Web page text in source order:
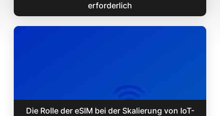
erforderlich
Die Rolle der eSIM bei der Skalierung von IoT-